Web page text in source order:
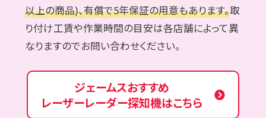
以上の商品)、有償で5年保証の用意もあります。取
り付け工賃や作業時間の目安は各店舗によって異
なりますのでお問い合わせください。
ジェームスおすすめ
レーザーレーダー探知機はこちら